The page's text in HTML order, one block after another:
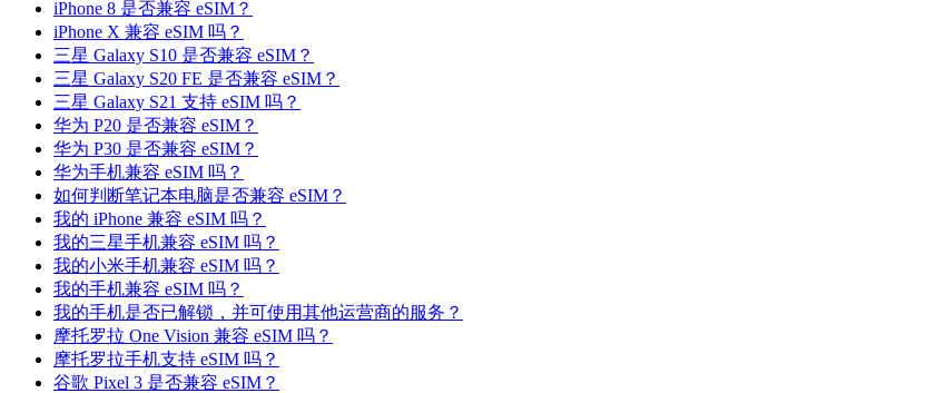
iPhone 8 是否兼容 eSIM？
iPhone X 兼容 eSIM 吗？
三星 Galaxy S10 是否兼容 eSIM？
三星 Galaxy S20 FE 是否兼容 eSIM？
三星 Galaxy S21 支持 eSIM 吗？
华为 P20 是否兼容 eSIM？
华为 P30 是否兼容 eSIM？
华为手机兼容 eSIM 吗？
如何判断笔记本电脑是否兼容 eSIM？
我的 iPhone 兼容 eSIM 吗？
我的三星手机兼容 eSIM 吗？
我的小米手机兼容 eSIM 吗？
我的手机兼容 eSIM 吗？
我的手机是否已解锁，并可使用其他运营商的服务？
摩托罗拉 One Vision 兼容 eSIM 吗？
摩托罗拉手机支持 eSIM 吗？
谷歌 Pixel 3 是否兼容 eSIM？